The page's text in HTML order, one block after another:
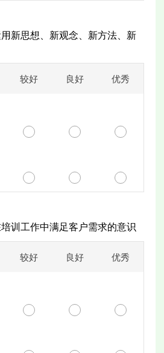
新思想、新观念、新方法、新
较好 良好 优秀
训工作中满足客户需求的意识
较好 良好 优秀